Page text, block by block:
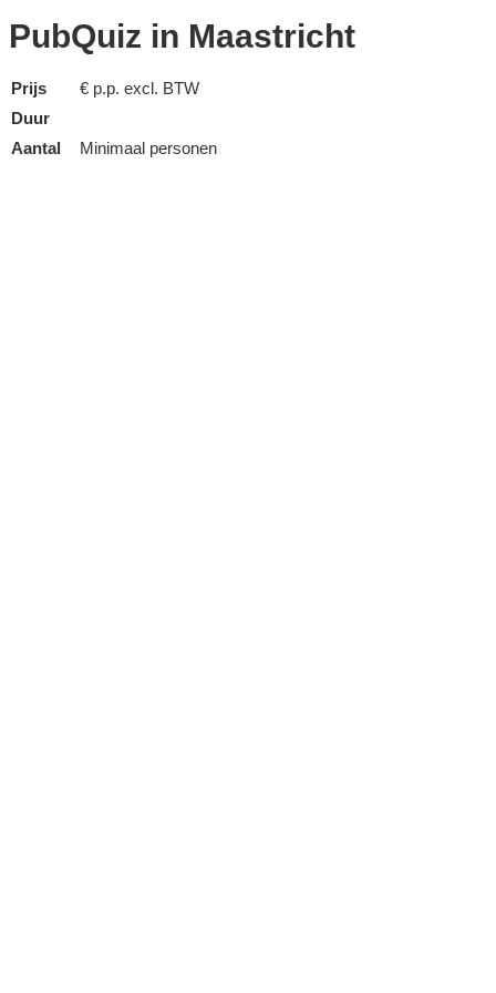
PubQuiz in Maastricht
Prijs
€ p.p. excl. BTW
Duur
Aantal
Minimaal personen